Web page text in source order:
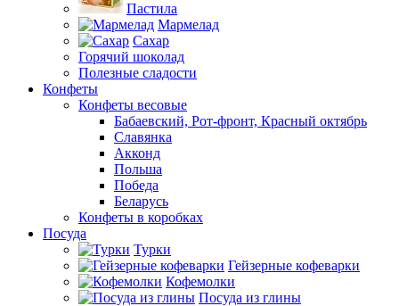
Пастила
Мармелад
Сахар
Горячий шоколад
Полезные сладости
Конфеты
Конфеты весовые
Бабаевский, Рот-фронт, Красный октябрь
Славянка
Акконд
Польша
Победа
Беларусь
Конфеты в коробках
Посуда
Турки
Гейзерные кофеварки
Кофемолки
Посуда из глины